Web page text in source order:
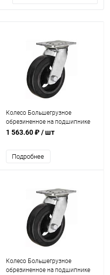
Колесо Большегрузное
обрезиненное на подшипнике
200мм (8*2)
1 563.60 ₽/ шт
Подробнее
Колесо Большегрузное
обрезиненное на подшипнике